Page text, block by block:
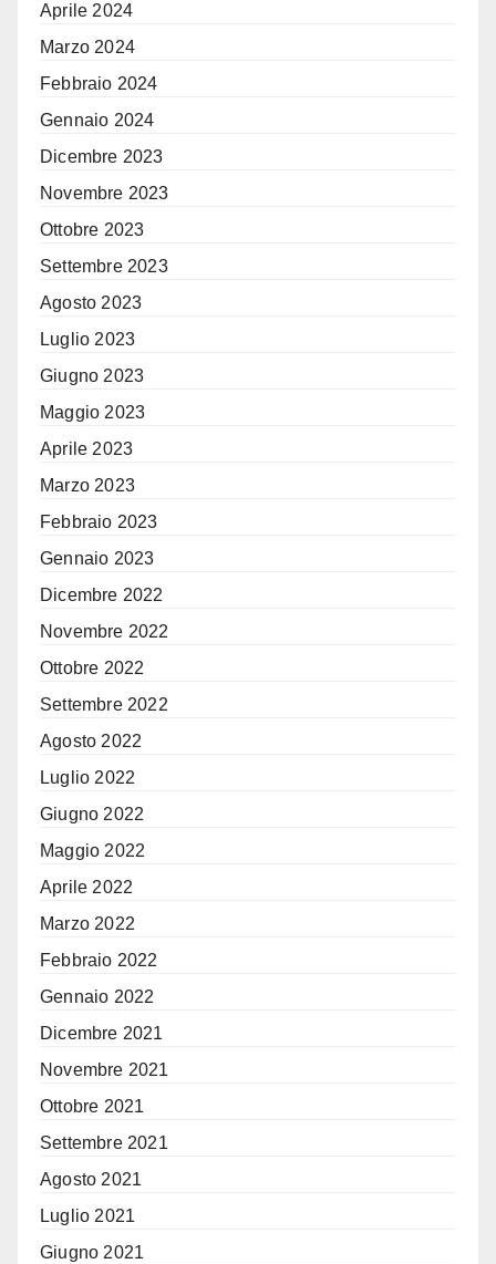
Aprile 2024
Marzo 2024
Febbraio 2024
Gennaio 2024
Dicembre 2023
Novembre 2023
Ottobre 2023
Settembre 2023
Agosto 2023
Luglio 2023
Giugno 2023
Maggio 2023
Aprile 2023
Marzo 2023
Febbraio 2023
Gennaio 2023
Dicembre 2022
Novembre 2022
Ottobre 2022
Settembre 2022
Agosto 2022
Luglio 2022
Giugno 2022
Maggio 2022
Aprile 2022
Marzo 2022
Febbraio 2022
Gennaio 2022
Dicembre 2021
Novembre 2021
Ottobre 2021
Settembre 2021
Agosto 2021
Luglio 2021
Giugno 2021